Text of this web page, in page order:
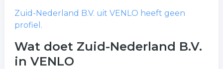
Zuid-Nederland B.V. uit VENLO heeft geen
profiel.
Wat doet Zuid-Nederland B.V.
in VENLO